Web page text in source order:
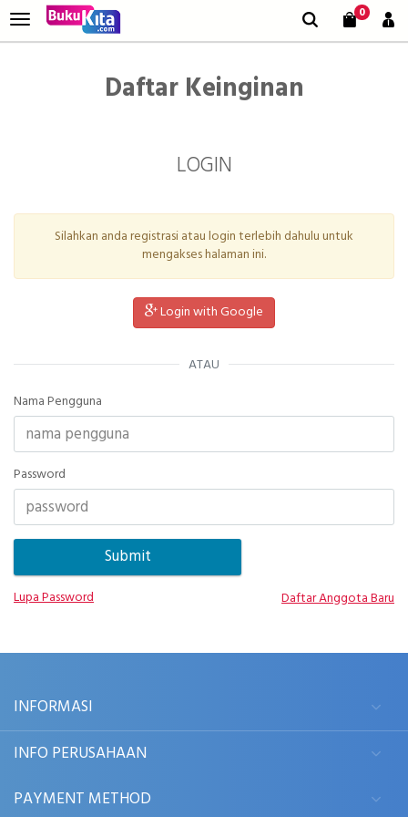
0
Daftar Keinginan
LOGIN
Silahkan anda registrasi atau login terlebih dahulu untuk
mengakses halaman ini.
Login with Google
ATAU
Nama Pengguna
Password
Lupa Password Daftar Anggota Baru
INFORMASI
INFO PERUSAHAAN
PAYMENT METHOD